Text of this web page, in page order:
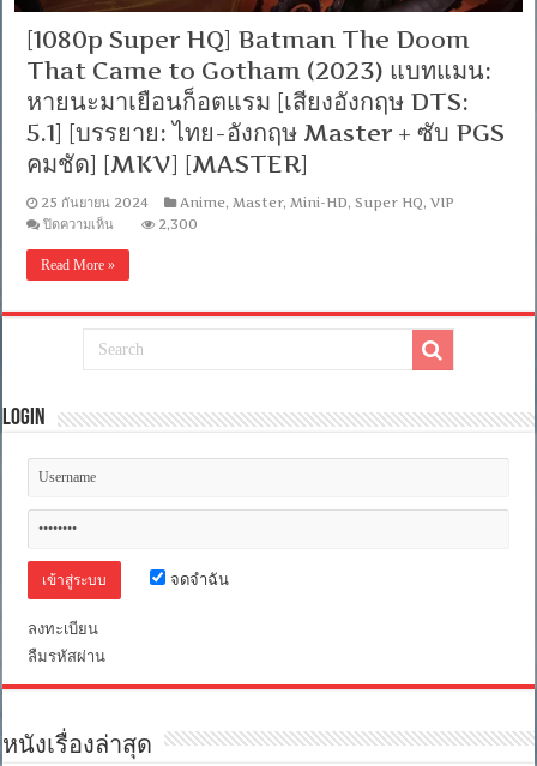
[1080p Super HQ] Batman The Doom
That Came to Gotham (2023) แบทแมน:
หายนะมาเยือนก็อตแรม [เสียงอังกฤษ DTS:
5.1] [บรรยาย: ไทย-อังกฤษ Master + ซับ PGS
คมชัด] [MKV] [MASTER]
25 กันยายน 2024 Anime, Master, Mini-HD,Super HQ,VIP
ปิดความเห็น
HQ]
The
That
Came
(2023)
แบ
เยือ
แรม
อังกฤษ
+
ซับ
2,300
Read More »
Login
จดจำฉัน
ลงทะเบียน
ลืมรหัสผ่าน
หนังเรื่องล่าสุด